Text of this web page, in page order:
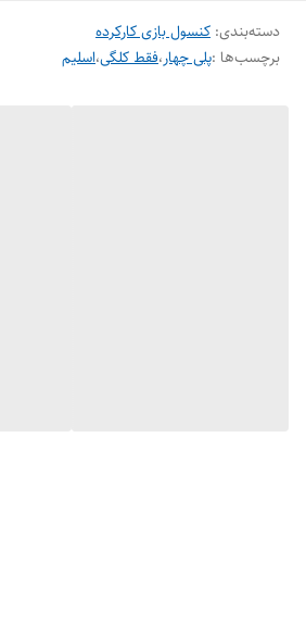
دسته‌بندی: کنسول بازی کارکرده
برچسب‌ها :پلی چهار،فقط کلگی،اسلیم